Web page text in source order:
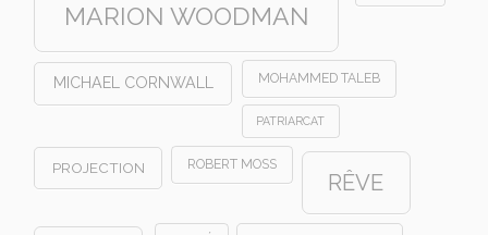
MARION WOODMAN
MICHAEL CORNWALL MOHAMMED TALEB
PATRIARCAT
PROJECTION ROBERT MOSS
RÊVE